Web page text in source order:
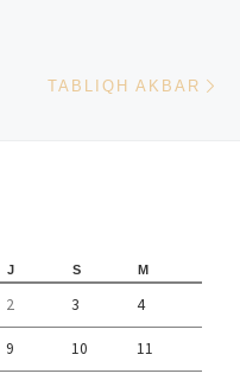
TABLIQH AKBAR
J S M
2 3 4
9 10 11